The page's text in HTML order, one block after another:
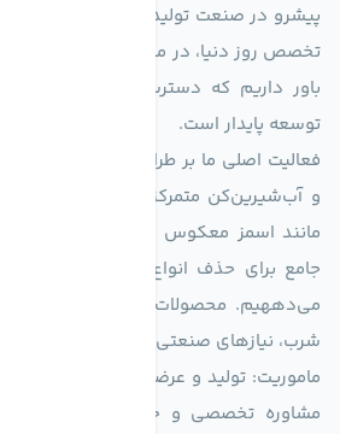
پیشرو در صنعت تولید تجهیزات تصفیه
تخصص روز دنیا، در مسیر تأمین آب سالم و
باور داریم که دسترسی به آب پاک،
توسعه پایدار است.
فعالیت اصلی ما بر طراحی و تولید
و آب‌شیرین‌کن متمرکز است. ما با
جامع برای حذف انواع آلاینده‌ها، املاح و
می‌دههیم. محصولات ما برای مصارف
شرب، نیازهای صنعتی و کشاورزی طراحی و
ماموریت: تولید و عرضه محصولاتی با
مشاوره تخصصی و خدمات پس از